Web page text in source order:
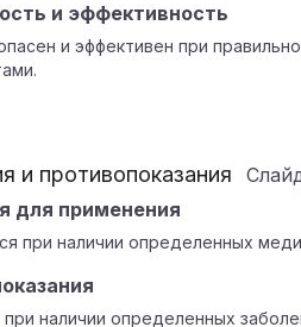
и эффективность
и эффективен при
и противопоказания
для применения
при наличии определенных
наличии определенных